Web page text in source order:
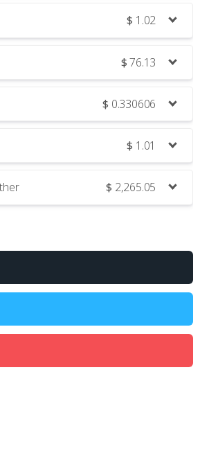
$ 1.02
$76.13
$ 0.330606
$ 1.01
$ 2,265.05